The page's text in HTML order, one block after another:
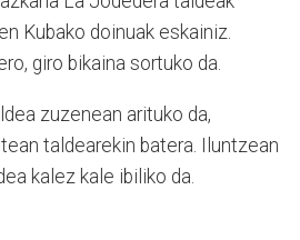
Kubako doinuak eskainiz.
giro bikaina sortuko da.
zuzenean arituko da,
taldearekin batera. Iluntzean
kalez kale ibiliko da.